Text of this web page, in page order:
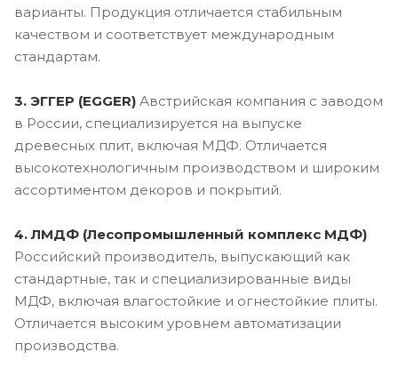
варианты. Продукция отличается стабильным
качеством и соответствует международным
стандартам.
3. ЭГГЕР (EGGER) Австрийская компания с заводом
в России, специализируется на выпуске
древесных плит, включая МДФ. Отличается
высокотехнологичным производством и широким
ассортиментом декоров и покрытий.
4. ЛМДФ (Лесопромышленный комплекс МДФ)
Российский производитель, выпускающий как
стандартные, так и специализированные виды
МДФ, включая влагостойкие и огнестойкие плиты.
Отличается высоким уровнем автоматизации
производства.